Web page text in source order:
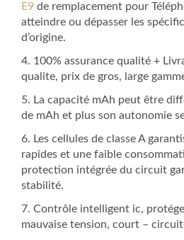
E9 de remplacement pour
atteindre ou dépasser les
d’origine.
4. 100% assurance qualité +
qualite, prix de gros, large
5. La capacité mAh peut être
de mAh et plus son autonomie
6. Les cellules de classe A
rapides et une faible
protection intégrée du circuit
stabilité.
7. Contrôle intelligent ic,
mauvaise tension, court –